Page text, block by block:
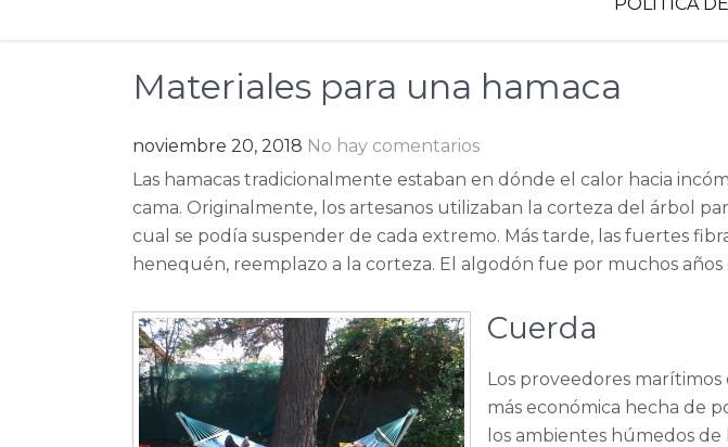
Materiales para una hamaca
noviembre 20, 2018 No hay comentarios
Las hamacas tradicionalmente estaban en dónde el calor hacia
cama. Originalmente, los artesanos utilizaban la corteza del árbol
cual se podía suspender de cada extremo. Más tarde, las fuertes
henequén, reemplazo a la corteza. El algodón fue por muchos
Cuerda
Los proveedores
más económica hecha de
los ambientes húmedos de